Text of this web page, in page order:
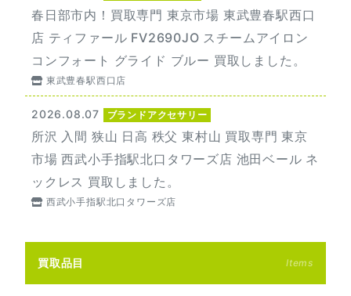
春日部市内！買取専門 東京市場 東武豊春駅西口
店 ティファール FV2690JO スチームアイロン
コンフォート グライド ブルー 買取しました。
東武豊春駅西口店
2026.08.07 ブランドアクセサリー
所沢 入間 狭山 日高 秩父 東村山 買取専門 東京
市場 西武小手指駅北口タワーズ店 池田ベール ネ
ックレス 買取しました。
西武小手指駅北口タワーズ店
買取品目 Items